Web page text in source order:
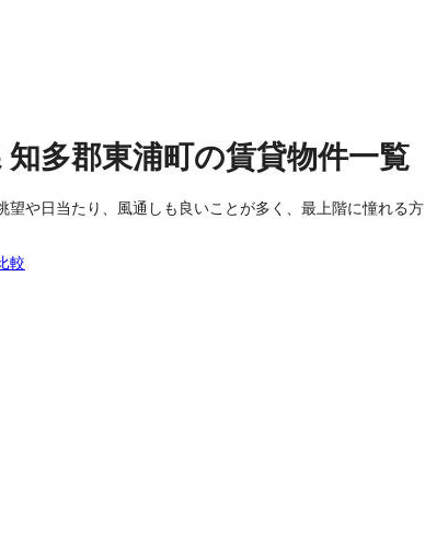
知多郡東浦町の賃貸物件一覧
や日当たり、風通しも良いことが多く、最上階に憧れる方
較